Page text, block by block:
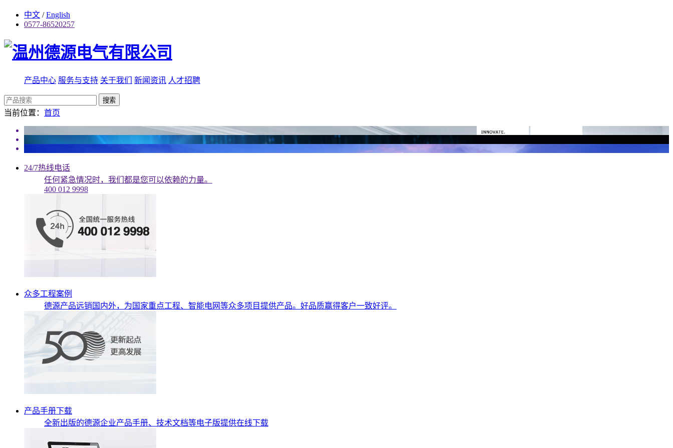
中文 / English
0577-86520257
产品中心 服务与支持 关于我们 新闻资讯 人才招聘
搜索
当前位置： 首页
24/7热线电话
任何紧急情况时，我们都是您可以依赖的力量。
400 012 9998
众多工程案例
德源产品远销国内外，为国家重点工程、智能电网等众多项目提供产品。好品质赢得客户一致好评。
产品手册下载
全新出版的德源企业产品手册、技术文档等电子版提供在线下载